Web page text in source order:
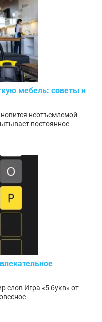
мебель: советы и
неотъемлемой
постоянное
слов Игра «5 букв» от